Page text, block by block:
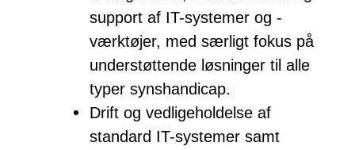
support af IT-systemer og -
værktøjer, med særligt fokus på
understøttende løsninger til alle
typer synshandicap.
Drift og vedligeholdelse af
standard IT-systemer samt